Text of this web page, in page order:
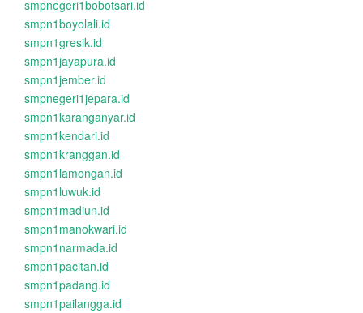
smpnegeri1bobotsari.id
smpn1boyolali.id
smpn1gresik.id
smpn1jayapura.id
smpn1jember.id
smpnegeri1jepara.id
smpn1karanganyar.id
smpn1kendari.id
smpn1kranggan.id
smpn1lamongan.id
smpn1luwuk.id
smpn1madiun.id
smpn1manokwari.id
smpn1narmada.id
smpn1pacitan.id
smpn1padang.id
smpn1pailangga.id